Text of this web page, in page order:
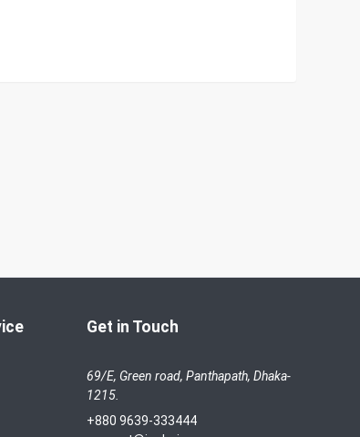
Get in Touch
69/E, Green road, Panthapath, Dhaka-
1215.
+880 9639-333444